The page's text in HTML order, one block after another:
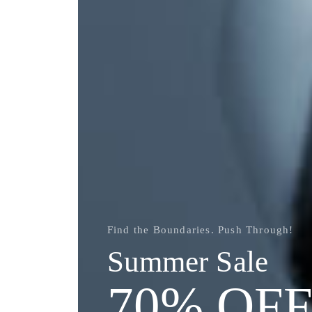
Find the Boundaries. Push Through!
Summer Sale